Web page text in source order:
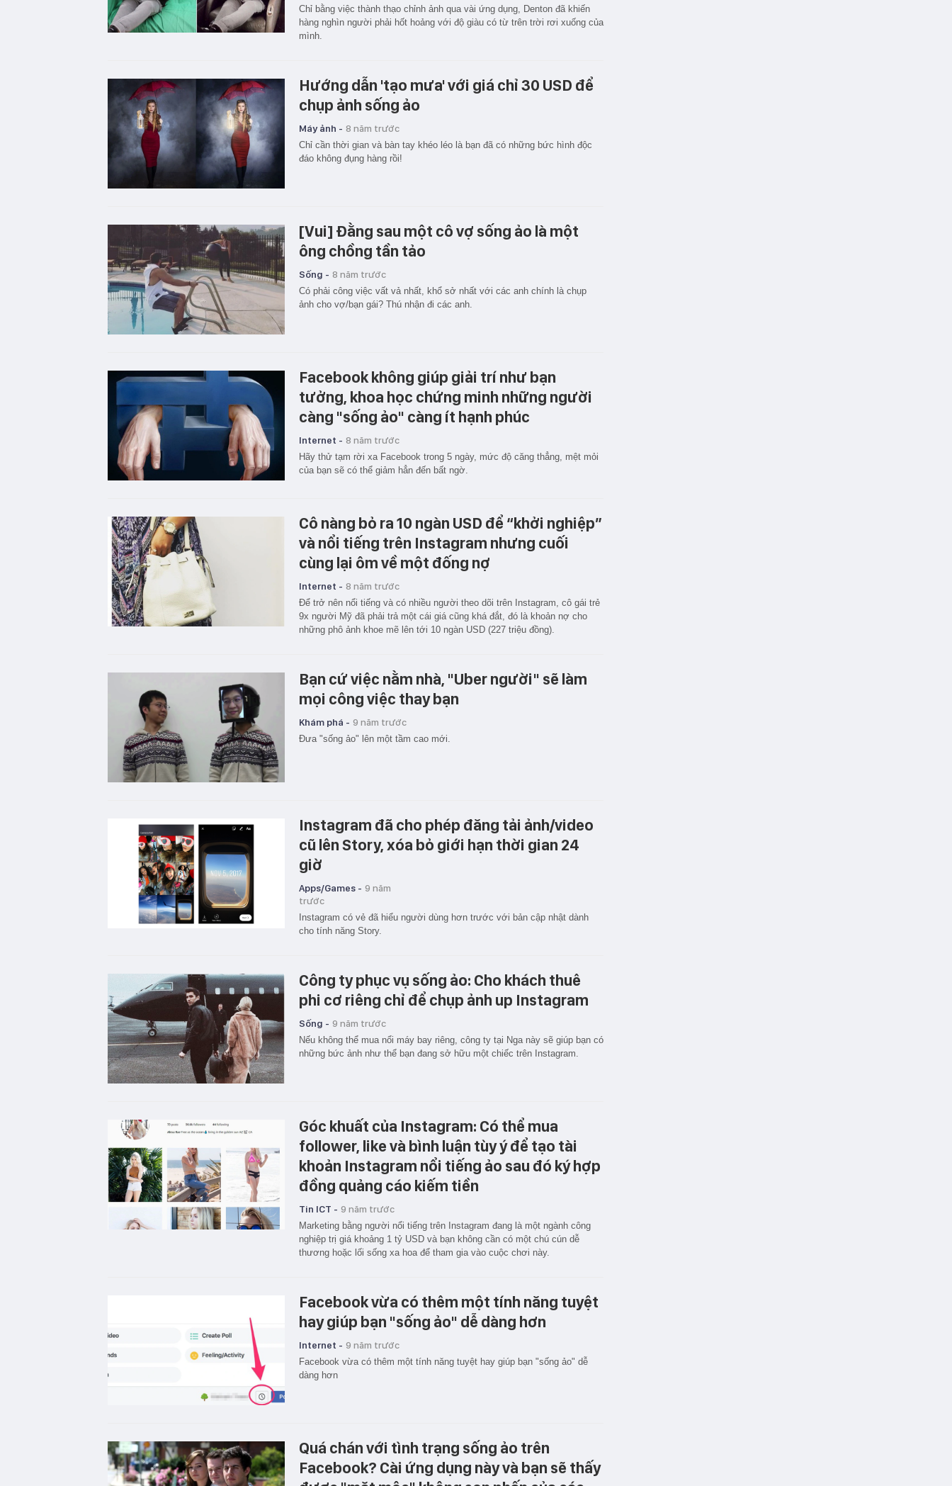
Chỉ bằng việc thành thạo chỉnh ảnh qua vài ứng dụng, Denton đã khiến
hàng nghìn người phải hốt hoảng với độ giàu có từ trên trời rơi xuống của
mình.
Hướng dẫn 'tạo mưa' với giá chỉ 30 USD để
chụp ảnh sống ảo
Máy ảnh - 8 năm trước
Chỉ cần thời gian và bàn tay khéo léo là bạn đã có những bức hình độc
đáo không đụng hàng rồi!
[Vui] Đằng sau một cô vợ sống ảo là một
ông chồng tần tảo
Sống - 8 năm trước
Có phải công việc vất vả nhất, khổ sở nhất với các anh chính là chụp
ảnh cho vợ/bạn gái? Thú nhận đi các anh.
Facebook không giúp giải trí như bạn
tưởng, khoa học chứng minh những người
càng "sống ảo" càng ít hạnh phúc
Internet - 8 năm trước
Hãy thử tạm rời xa Facebook trong 5 ngày, mức độ căng thẳng, mệt mỏi
của bạn sẽ có thể giảm hẳn đến bất ngờ.
Cô nàng bỏ ra 10 ngàn USD để “khởi nghiệp”
và nổi tiếng trên Instagram nhưng cuối
cùng lại ôm về một đống nợ
Internet - 8 năm trước
Để trở nên nổi tiếng và có nhiều người theo dõi trên Instagram, cô gái trẻ
9x người Mỹ đã phải trả một cái giá cũng khá đắt, đó là khoản nợ cho
những phô ảnh khoe mẽ lên tới 10 ngàn USD (227 triệu đồng).
Bạn cứ việc nằm nhà, "Uber người" sẽ làm
mọi công việc thay bạn
Khám phá - 9 năm trước
Đưa "sống ảo" lên một tầm cao mới.
Instagram đã cho phép đăng tải ảnh/video
cũ lên Story, xóa bỏ giới hạn thời gian 24
giờ
Apps/Games - 9 năm
trước
Instagram có vẻ đã hiểu người dùng hơn trước với bản cập nhật dành
cho tính năng Story.
Công ty phục vụ sống ảo: Cho khách thuê
phi cơ riêng chỉ để chụp ảnh up Instagram
Sống - 9 năm trước
Nếu không thể mua nổi máy bay riêng, công ty tại Nga này sẽ giúp bạn có
những bức ảnh như thể bạn đang sở hữu một chiếc trên Instagram.
Góc khuất của Instagram: Có thể mua
follower, like và bình luận tùy ý để tạo tài
khoản Instagram nổi tiếng ảo sau đó ký hợp
đồng quảng cáo kiếm tiền
Tin ICT - 9 năm trước
Marketing bằng người nổi tiếng trên Instagram đang là một ngành công
nghiệp trị giá khoảng 1 tỷ USD và bạn không cần có một chú cún dễ
thương hoặc lối sống xa hoa để tham gia vào cuộc chơi này.
Facebook vừa có thêm một tính năng tuyệt
hay giúp bạn "sống ảo" dễ dàng hơn
Internet - 9 năm trước
Facebook vừa có thêm một tính năng tuyệt hay giúp bạn "sống ảo" dễ
dàng hơn
Quá chán với tình trạng sống ảo trên
Facebook? Cài ứng dụng này và bạn sẽ thấy